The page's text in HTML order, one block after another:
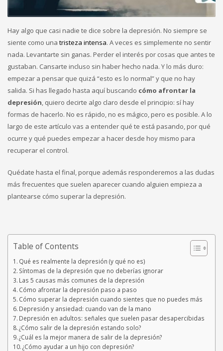
Hay algo que casi nadie te dice sobre la depresión. No siempre se
siente como una tristeza intensa. A veces es simplemente no sentir
nada. Levantarte sin ganas. Perder el interés por cosas que antes te
gustaban. Cansarte incluso sin haber hecho nada. Y lo más duro:
empezar a pensar que quizá “esto es lo normal” y que no hay
salida. Si has llegado hasta aquí buscando cómo afrontar la
depresión, quiero decirte algo claro desde el principio: sí hay
formas de hacerlo. No es rápido, no es mágico, pero es posible. A lo
largo de este artículo vas a entender qué te está pasando, por qué
ocurre y qué puedes empezar a hacer desde hoy mismo para
recuperar el control.
Quédate hasta el final, porque además responderemos a las dudas
más frecuentes que suelen aparecer cuando alguien empieza a
plantearse cómo superar la depresión.
Table of Contents
Qué es realmente la depresión (y qué no es)
Síntomas de la depresión que no deberías ignorar
Las 5 causas más comunes de la depresión
Cómo afrontar la depresión paso a paso
Cómo superar la depresión cuando sientes que no puedes más
Depresión y ansiedad: cuando van de la mano
Depresión en adultos: señales que suelen pasar desapercibidas
¿Cómo salir de la depresión estando solo?
¿Cuál es la mejor manera de salir de la depresión?
¿Cómo ayudar a un hijo con depresión?